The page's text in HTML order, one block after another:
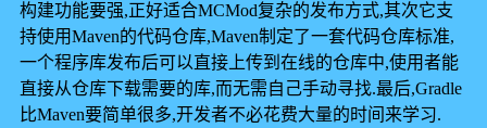
构建功能要强,正好适合MCMod复杂的发布方式,其次它支
持使用Maven的代码仓库,Maven制定了一套代码仓库标准,
一个程序库发布后可以直接上传到在线的仓库中,使用者能
直接从仓库下载需要的库,而无需自己手动寻找.最后,Gradle
比Maven要简单很多,开发者不必花费大量的时间来学习.